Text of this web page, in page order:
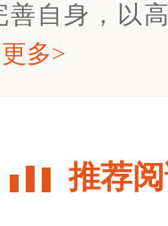
善自身，以
更多>
推荐